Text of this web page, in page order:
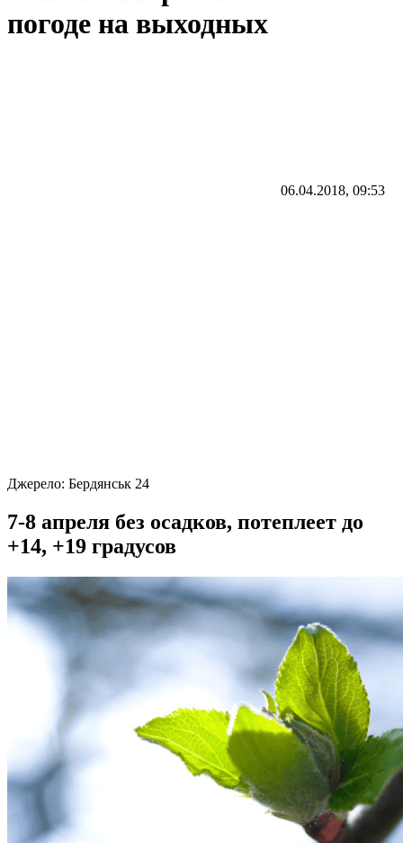
погоде на выходных
06.04.2018, 09:53
Джерело: Бердянськ 24
7-8 апреля без осадков, потеплеет до
+14, +19 градусов